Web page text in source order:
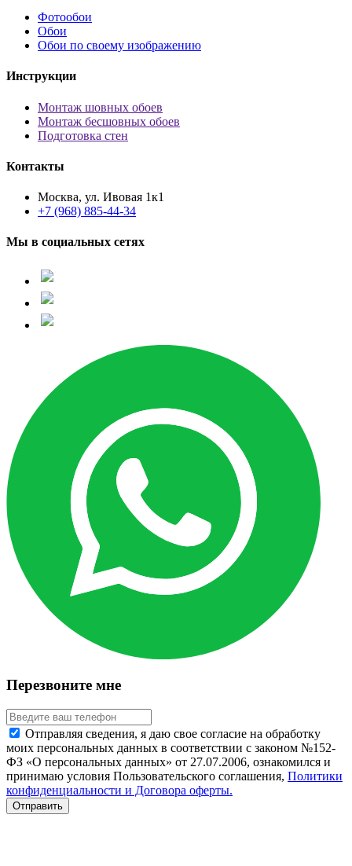
Фотообои
Обои
Обои по своему изображению
Инструкции
Монтаж шовных обоев
Монтаж бесшовных обоев
Подготовка стен
Контакты
Москва, ул. Ивовая 1к1
+7 (968) 885-44-34
Мы в социальных сетях
Перезвоните мне
Отправляя сведения, я даю свое согласие на обработку
моих персональных данных в соответствии с законом №152-
ФЗ «О персональных данных» от 27.07.2006, ознакомился и
принимаю условия Пользовательского соглашения, Политики
конфиденциальности и Договора оферты.